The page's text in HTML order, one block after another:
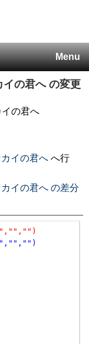
Menu
イの君への変更
の君へ
イの君へ へ行
イの君へ の差分